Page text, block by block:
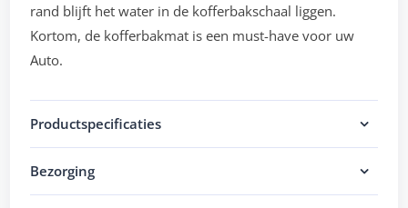
rand blijft het water in de kofferbakschaal liggen.
Kortom, de kofferbakmat is een must-have voor uw
Auto.
Productspecificaties
Bezorging